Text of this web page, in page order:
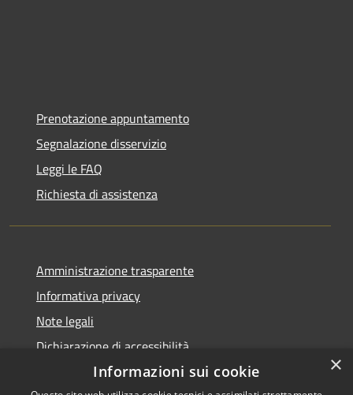
Prenotazione appuntamento
Segnalazione disservizio
Leggi le FAQ
Richiesta di assistenza
Amministrazione trasparente
Informativa privacy
Note legali
Dichiarazione di accessibilità
×
Informazioni sui cookie